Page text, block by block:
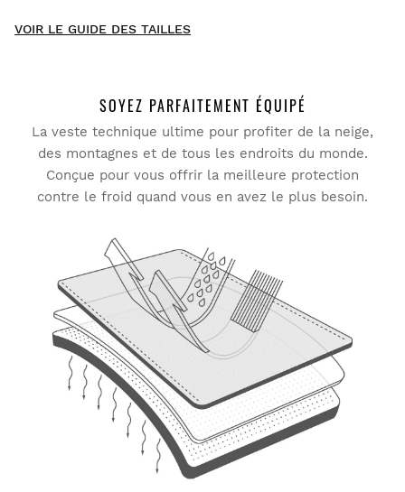
Essayez nos produits dans le confort de votre chez-vous.
Vous avez 30 jours à partir de la date de livraison pour
envoyer un retour.
Vous pouvez facilement retourner un produit de votre
commande depuis votre compte utilisateur.
Remboursement à votre moyen de
paiement originel
À partir de
VOIR LE GUIDE DES TAILLES
SOYEZ PARFAITEMENT ÉQUIPÉ
La veste technique ultime pour profiter de la neige,
des montagnes et de tous les endroits du monde.
Conçue pour vous offrir la meilleure protection
contre le froid quand vous en avez le plus besoin.